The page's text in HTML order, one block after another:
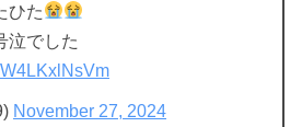
ひた
泣でした
November 27, 2024